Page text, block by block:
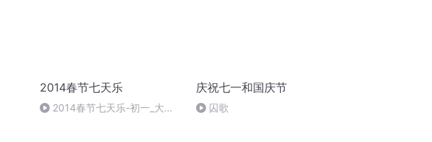
2014春节七天乐
2014春节七天乐-初一_大拜
庆祝七一和国庆节
囚歌